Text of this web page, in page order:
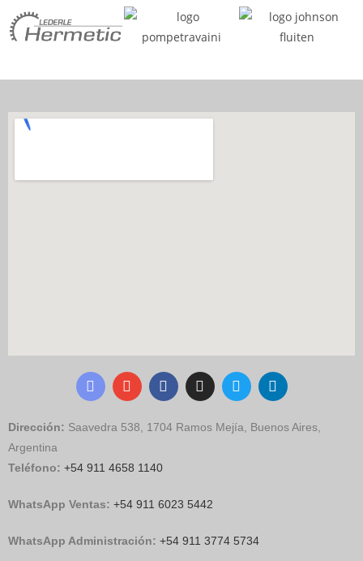
Dirección: Saavedra 538, 1704 Ramos Mejía, Buenos Aires,
Argentina
Teléfono: +54 911 4658 1140
WhatsApp Ventas: +54 911 6023 5442
WhatsApp Administración: +54 911 3774 5734